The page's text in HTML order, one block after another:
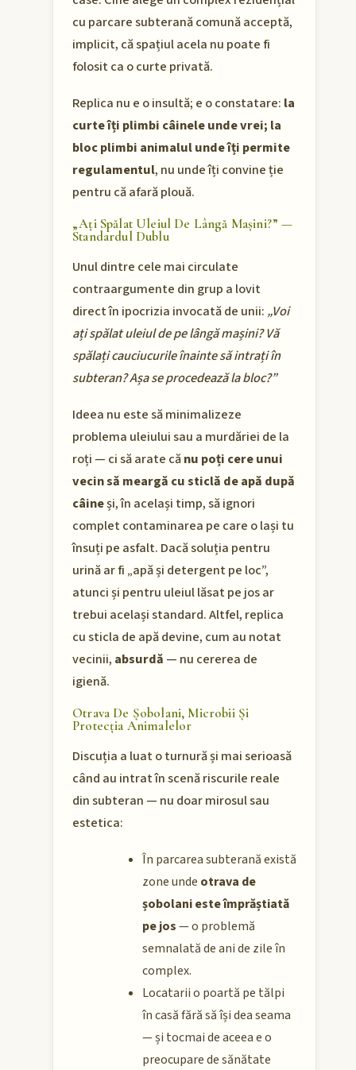
cu parcare subterană comună acceptă,
implicit, că spațiul acela nu poate fi
folosit ca o curte privată.
Replica nu e o insultă; e o constatare: la
curte îți plimbi câinele unde vrei; la
bloc plimbi animalul unde îți permite
regulamentul, nu unde îți convine ție
pentru că afară plouă.
„Ați Spălat Uleiul De Lângă Mașini?” —
Standardul Dublu
Unul dintre cele mai circulate
contraargumente din grup a lovit
direct în ipocrizia invocată de unii:„Voi
ați spălat uleiul de pe lângă mașini? Vă
spălați cauciucurile înainte să intrați în
subteran? Așa se procedează la bloc?”
Ideea nu este să minimalizeze
problema uleiului sau a murdăriei de la
roți — ci să arate cănu poți cere unui
vecin să meargă cu sticlă de apă după
câineși, în același timp, să ignori
complet contaminarea pe care o lași tu
însuți pe asfalt. Dacă soluția pentru
urină ar fi „apă și detergent pe loc”,
atunci și pentru uleiul lăsat pe jos ar
trebui același standard. Altfel, replica
cu sticla de apă devine, cum au notat
vecinii, absurdă — nu cererea de
igienă.
Otrava De Șobolani, Microbii Și
Protecția Animalelor
Discuția a luat o turnură și mai serioasă
când au intrat în scenă riscurile reale
din subteran — nu doar mirosul sau
estetica:
În parcarea subterană există
zone unde otrava de
șobolani este împrăștiată
pe jos— o problemă
semnalată de ani de zile în
complex.
Locatarii o poartă pe tălpi
în casă fără să își dea seama
— și tocmai de aceea e o
preocupare de sănătate